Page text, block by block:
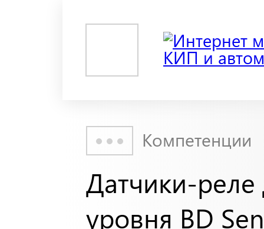
Компетенции
Датчики-
уровня BD